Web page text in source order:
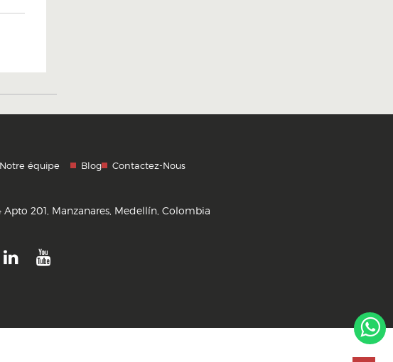
Notre équipe Blog Contactez-Nous
Apto 201, Manzanares, Medellín, Colombia